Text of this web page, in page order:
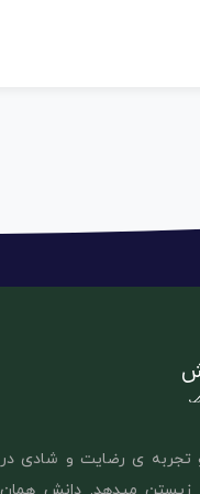
تجربه ی رضایت و شادی در